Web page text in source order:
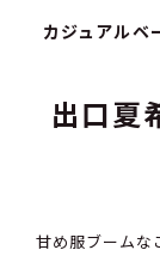
カジュアルベ
出口夏
甘め服ブームな